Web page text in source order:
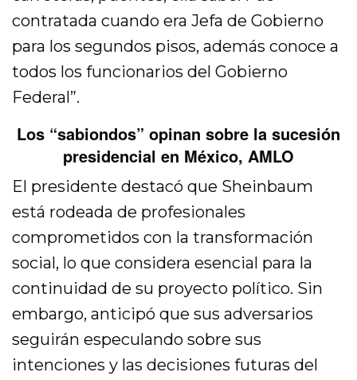
contratada cuando era Jefa de Gobierno
para los segundos pisos, además conoce a
todos los funcionarios del Gobierno
Federal”.
Los “sabiondos” opinan sobre la sucesión
presidencial en México, AMLO
El presidente destacó que Sheinbaum
está rodeada de profesionales
comprometidos con la transformación
social, lo que considera esencial para la
continuidad de su proyecto político. Sin
embargo, anticipó que sus adversarios
seguirán especulando sobre sus
intenciones y las decisiones futuras del